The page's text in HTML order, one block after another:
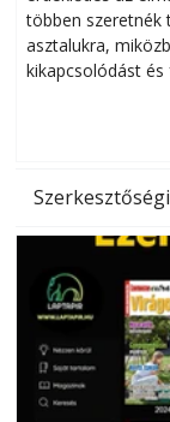
többen szeretnék
asztalukra,
kikapcsolódást
Szerkesztőségi